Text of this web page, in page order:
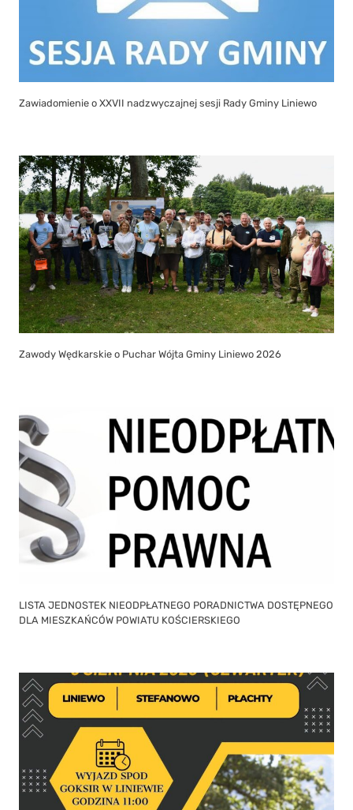
Zawiadomienie o XXVII nadzwyczajnej sesji Rady Gminy Liniewo
Zawody Wędkarskie o Puchar Wójta Gminy Liniewo 2026
LISTA JEDNOSTEK NIEODPŁATNEGO PORADNICTWA DOSTĘPNEGO
DLA MIESZKAŃCÓW POWIATU KOŚCIERSKIEGO